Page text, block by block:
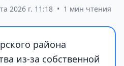
2026 г. 11:18 • 1 мин чтения
района
из-за собственной